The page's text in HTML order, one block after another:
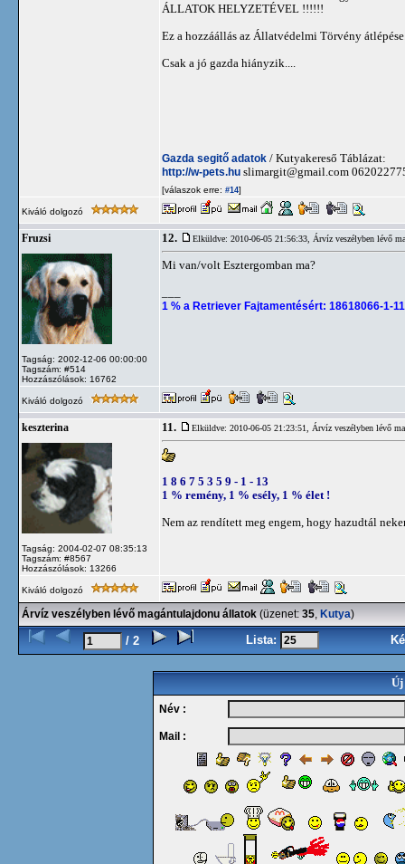
ÁLLATOK HELYZETÉVEL !!!!!!
Ez a hozzáállás az Állatvédelmi Törvény
Csak a jó gazda hiányzik....
Gazda segitő adatok / Kutyakereső Táblázat:
http://w-pets.hu slimargit@gmail.com
[válaszok erre: #14]
Kiváló dolgozó
Fruzsi
Tagság: 2002-12-06 00:00:00
Tagszám: #514
Hozzászólások: 16762
12. Elküldve: 2010-06-05 21:56:33, Árvíz veszélyben lévő
Mi van/volt Esztergomban ma?
1 % a Retriever Fajtamentésért: 18618066-1-11
Kiváló dolgozó
keszterina
Tagság: 2004-02-07 08:35:13
Tagszám: #8567
Hozzászólások: 13266
11. Elküldve: 2010-06-05 21:23:51, Árvíz veszélyben lévő
1 8 6 7 5 3 5 9 - 1 - 13
1 % remény, 1 % esély, 1 % élet !
Nem az rendített meg engem, hogy hazudtál
Kiváló dolgozó
Árvíz veszélyben lévő magántulajdonu állatok (üzenet: 35, Kutya)
/ 2 Lista:
Új
Név :
Mail :